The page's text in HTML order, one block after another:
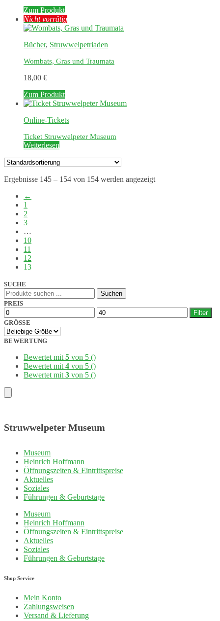
können
auf
der
Produktseite
gewählt
werden
Zum Produkt
Nicht vorrätig
Bücher, Struwwelpetriaden
Wombats, Gras und Traumata
18,00 €
Zum Produkt
Online-Tickets
Ticket Struwwelpeter Museum
Weiterlesen
Ergebnisse 145 – 154 von 154 werden angezeigt
←
1
2
3
…
10
11
12
13
SUCHE
Suchen
nach:
Suchen
PREIS
Min.
Preis
Max.
Preis
Filter
GRÖSSE
BEWERTUNG
Bewertet mit 5 von 5 ()
Bewertet mit 4 von 5 ()
Bewertet mit 3 von 5 ()
Struwwelpeter Museum
Museum
Heinrich Hoffmann
Öffnungszeiten & Eintrittspreise
Aktuelles
Soziales
Führungen & Geburtstage
Museum
Heinrich Hoffmann
Öffnungszeiten & Eintrittspreise
Aktuelles
Soziales
Führungen & Geburtstage
Shop Service
Mein Konto
Zahlungsweisen
Versand & Lieferung